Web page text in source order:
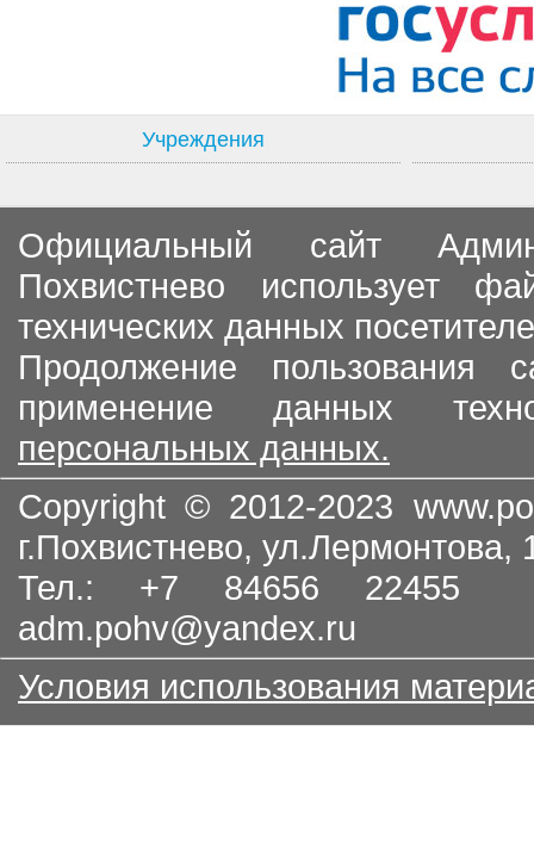
Учреждения
Официальный сайт
Похвистнево использует
технических данных
Продолжение пользования
применение данных
персональных данных.
Copyright © 2012-2023
г.Похвистнево, ул.Лермонтова,
Тел.: +7 84656
adm.pohv@yandex.ru
Условия использования